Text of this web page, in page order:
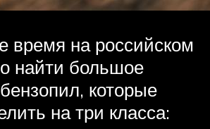
время на российском
найти большое
которые
на три класса: